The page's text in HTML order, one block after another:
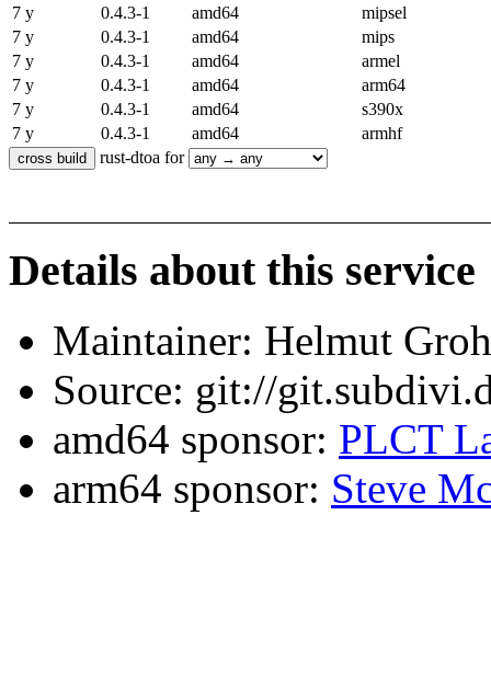
7 y
0.4.3-1 amd64
mipsel
7 y
0.4.3-1 amd64
mips
7 y
0.4.3-1 amd64
armel
7 y
0.4.3-1 amd64
arm64
7 y
0.4.3-1 amd64
s390x
7 y
0.4.3-1 amd64
armhf
rust-dtoa for
Details about this service
Maintainer: Helmut
Source: git://
amd64 sponsor: PLCT
arm64 sponsor: Steve